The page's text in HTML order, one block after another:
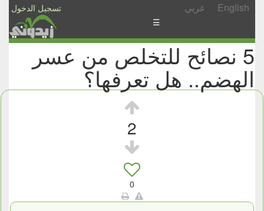
تسجيل الدخول عربي English
الأخبار
الأسئلة
والمشاركات
☰
5 نصائح للتخلص من عسر
الهضم.. هل تعرفها؟
2
0